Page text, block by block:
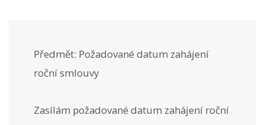
Předmět: Požadované datum zahájení
roční smlouvy
Zasílám požadované datum zahájení roční